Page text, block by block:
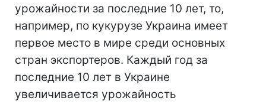
урожайности за последние 10 лет, то,
например, по кукурузе Украина имеет
первое место в мире среди основных
стран экспортеров. Каждый год за
последние 10 лет в Украине
увеличивается урожайность